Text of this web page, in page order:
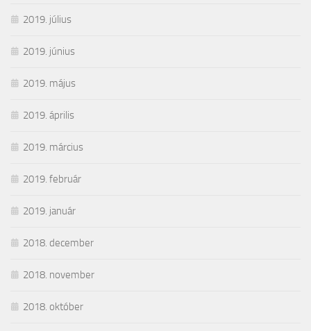
2019. július
2019. június
2019. május
2019. április
2019. március
2019. február
2019. január
2018. december
2018. november
2018. október